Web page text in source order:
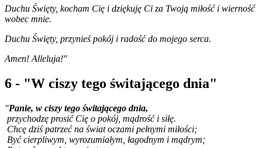
Duchu Święty, kocham Cię i dziękuję Ci za Twoją miłość i wierność
wobec mnie.
Duchu Święty, przynieś pokój i radość do mojego serca.
Amen! Alleluja!"
6 - "W ciszy tego świtającego dnia"
"Panie, w ciszy tego świtającego dnia,
przychodzę prosić Cię o pokój, mądrość i siłę.
Chcę dziś patrzeć na świat oczami pełnymi miłości;
Być cierpliwym, wyrozumiałym, łagodnym i mądrym;